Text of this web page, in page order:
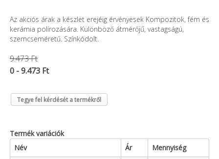
Az akciós árak a készlet erejéig érvényesek Kompozitok, fém és
kerámia polírozására. Különböző átmérőjű, vastagságú,
szemcseméretű. Színkódolt.
9.473 Ft
0 - 9.473 Ft
Tegye fel kérdését a termékről
Termék variációk
Név
Ár
Mennyiség